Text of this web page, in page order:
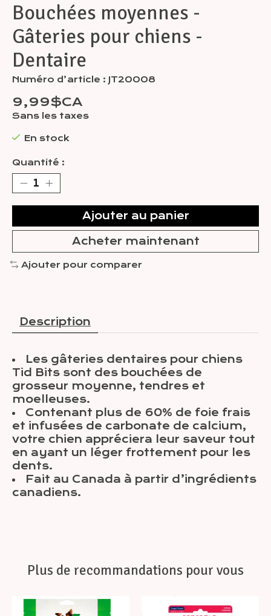
Bouchées moyennes -
Gâteries pour chiens -
Dentaire
Numéro d’article : JT20008
9,99$CA
Sans les taxes
En stock
Quantité :
Ajouter au panier
Acheter maintenant
Ajouter pour comparer
Description
Les gâteries dentaires pour chiens
Tid Bits sont des bouchées de
grosseur moyenne, tendres et
moelleuses.
Contenant plus de 60% de foie frais
et infusées de carbonate de calcium,
votre chien appréciera leur saveur tout
en ayant un léger frottement pour les
dents.
Fait au Canada à partir d’ingrédients
canadiens.
Plus de recommandations pour vous
Articles du carrousel de produits